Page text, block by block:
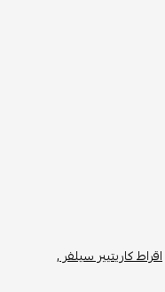
اقراط كاريتيير سيلفر ,